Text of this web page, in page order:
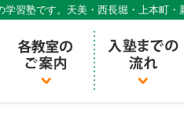
習塾です。天美・西長堀・上本町・